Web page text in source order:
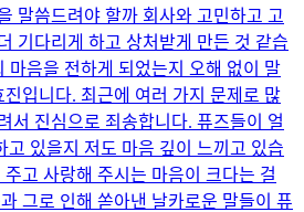
말씀드려야 할까 회사와 고민하고 고
기다리게 하고 상처받게 만든 것 같습
마음을 전하게 되었는지 오해 없이 말
진입니다. 최근에 여러 가지 문제로 많
서 진심으로 죄송합니다. 퓨즈들이 얼
고 있을지 저도 마음 깊이 느끼고 있습
고 사랑해 주시는 마음이 크다는 걸
그로 인해 쏟아낸 날카로운 말들이 퓨